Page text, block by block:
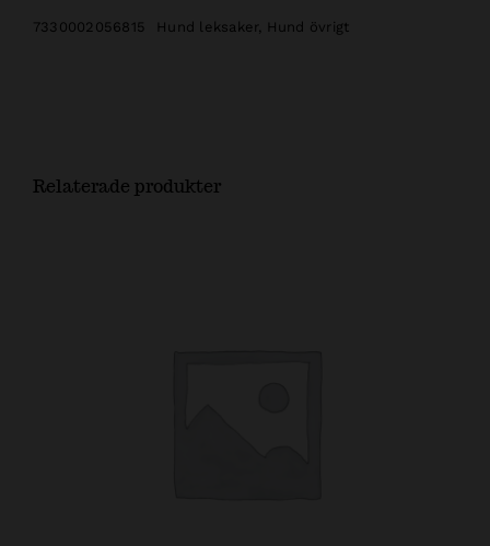
7330002056815 Hund leksaker, Hund övrigt
Relaterade produkter